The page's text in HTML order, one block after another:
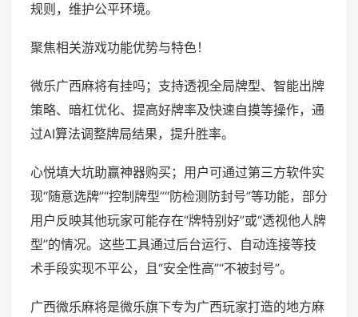
规则，维护公平环境。
聚焦相关游戏功能优势与特色！
微乐广西麻将有挂吗；支持透视全局牌型、智能出牌
策略、暗杠优化、提高好牌率及快速自摸等操作，通
过AI算法调整牌局结果，提升胜率。
心悦填大坑助赢神器购买；用户可通过第三方软件实
现“随意选牌”“控制牌型”“防检测防封号”等功能，部分
用户反映其他玩家可能存在“牌特别好”或“透视他人牌
型”的情况。这些工具通过后台运行、自动连接等技
术手段实现不平公，且“安全性高”“不被封号”。
广西微乐麻将是微乐旗下专为广西玩家打造的地方麻